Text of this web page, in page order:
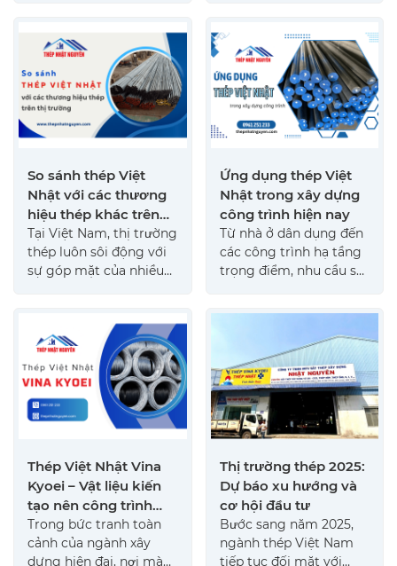
rộng rãi nhất tại Việt
Nam. Nhờ vị thế dẫn
đầu ngành thép tại Việt
Nam với uy tín chất
lượng và khả năng đáp
ứng tốt các yêu cầu kỹ
được nhiều nhà thầu tin
dùng. Tuy nhiên, việc
phân biệt thép Hòa
Phát thật – giả lại là vấn
đề đáng lo ngại bởi
hàng giả, hàng nhái có
Bài viết dưới đây Thép
Nhật Nguyên sẽ hướng
dẫn bạn cách nhận biết
thép xây dựng Hòa
Phát chính hãng chi tiết
và chính xác nhất.
tòa nhà, văn phòng...
So sánh thép Việt
Nhật với các thương
hiệu thép khác trên
thị trường
Tại Việt Nam, thị trường
thép luôn sôi động với
sự góp mặt của nhiều
thâm niên đến các tập
đoàn quốc tế. Trong
bức tranh đa dạng đó,
Thép Việt Nhật là
thương hiệu hàng đầu,
gắn liền với chất lượng
Ứng dụng thép Việt
Nhật trong xây dựng
công trình hiện nay
Từ nhà ở dân dụng đến
các công trình hạ tầng
trọng điểm, nhu cầu sử
Trong bối cảnh đó, các
dòng sản phẩm thép
Việt Nhật trở thành lựa
chọn hàng đầu nhờ khả
năng đáp ứng đồng
thời các tiêu chí gồm
uy tín thương hiệu.
Trong bài viết sau đây,
hãy cùng Sắt Thép Xây
Dựng Nhật Nguyên tìm
hiểu về ứng dụng thép
Thép Việt Nhật Vina
Kyoei – Vật liệu kiến
tạo nên công trình
bền vững
Trong bức tranh toàn
cảnh của ngành xây
dựng hiện đại, nơi mà
Thị trường thép 2025:
Dự báo xu hướng và
cơ hội đầu tư
Bước sang năm 2025,
ngành thép Việt Nam
tiếp tục đối mặt với